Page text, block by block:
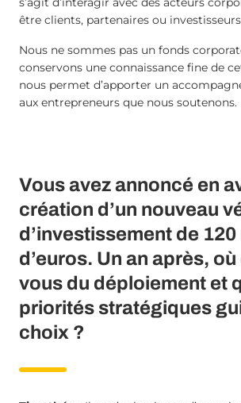
être clients, partenaires ou
Nous ne sommes pas un fonds
conservons une connaissance fine de
nous permet d’apporter un
aux entrepreneurs que nous soutenons.
Vous avez annoncé en
création d’un nouveau
d’investissement de
d’euros. Un an après,
vous du déploiement et
priorités stratégiques
choix ?